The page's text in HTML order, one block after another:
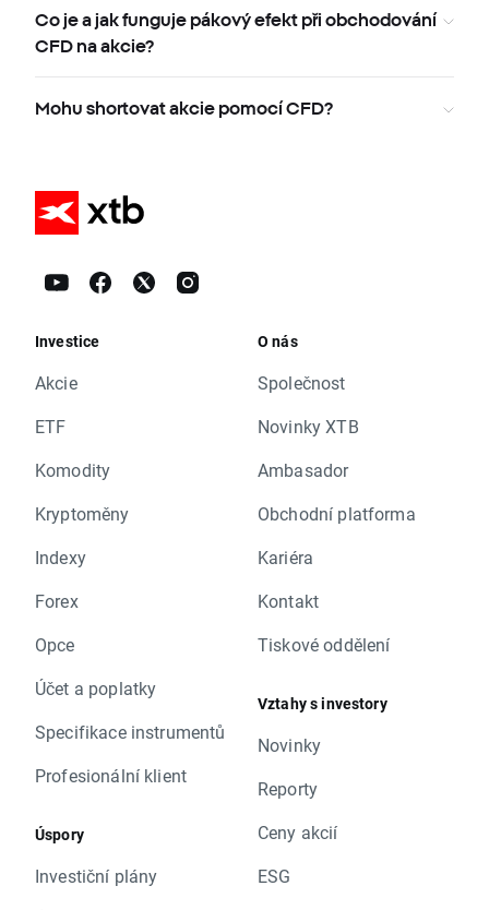
Co je a jak funguje pákový efekt při obchodování
CFD na akcie?
Mohu shortovat akcie pomocí CFD?
Investice
Akcie
ETF
Komodity
Kryptoměny
Indexy
Forex
Opce
Účet a poplatky
Specifikace instrumentů
Profesionální klient
Úspory
Investiční plány
O nás
Společnost
Novinky XTB
Ambasador
Obchodní platforma
Kariéra
Kontakt
Tiskové oddělení
Vztahy s investory
Novinky
Reporty
Ceny akcií
ESG